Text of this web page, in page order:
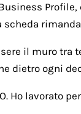
scheda
il muro tra
dietro ogni
Ho lavorato